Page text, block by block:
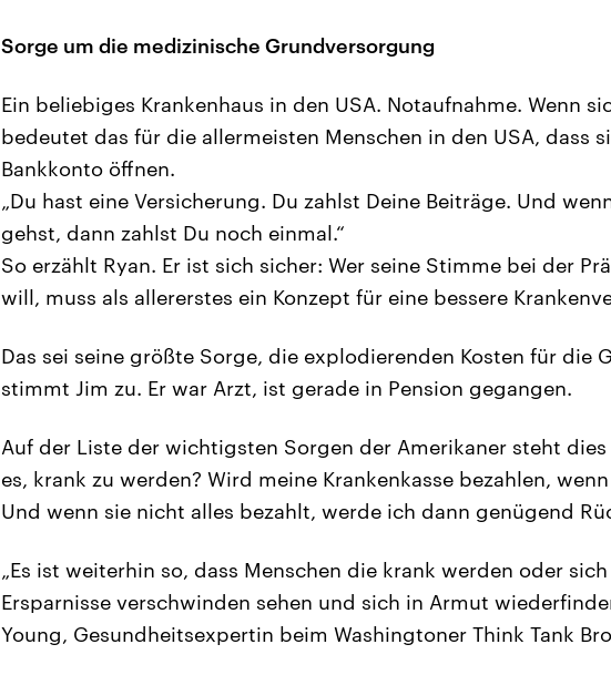
Sorge um die medizinische Grundversorgung
Ein beliebiges Krankenhaus in den USA. Notaufnahme. Wenn
bedeutet das für die allermeisten Menschen in den USA, dass
Bankkonto öffnen.
„Du hast eine Versicherung. Du zahlst Deine Beiträge. Und
gehst, dann zahlst Du noch einmal.“
So erzählt Ryan. Er ist sich sicher: Wer seine Stimme bei der
will, muss als allererstes ein Konzept für eine bessere
Das sei seine größte Sorge, die explodierenden Kosten für die
stimmt Jim zu. Er war Arzt, ist gerade in Pension gegangen.
Auf der Liste der wichtigsten Sorgen der Amerikaner steht dies
es, krank zu werden? Wird meine Krankenkasse bezahlen,
Und wenn sie nicht alles bezahlt, werde ich dann genügend
„Es ist weiterhin so, dass Menschen die krank werden oder
Ersparnisse verschwinden sehen und sich in Armut
Young, Gesundheitsexpertin beim Washingtoner Think Tank